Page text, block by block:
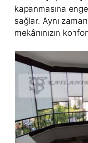
kapanmasına
sağlar. Aynı
mekânınızın